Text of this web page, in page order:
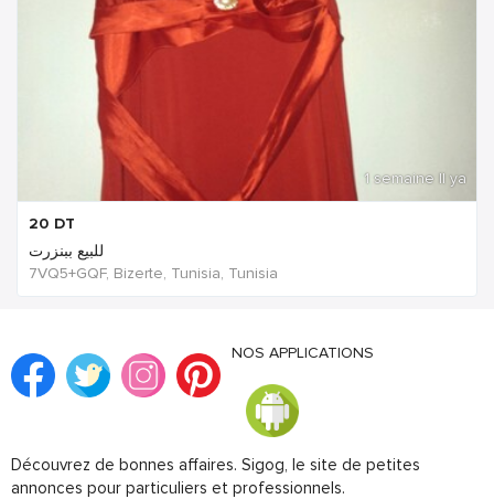
1 semaine Il ya
20 DT
للبيع ببنزرت
7VQ5+GQF, Bizerte, Tunisia, Tunisia
NOS APPLICATIONS
Découvrez de bonnes affaires. Sigog, le site de petites
annonces pour particuliers et professionnels.